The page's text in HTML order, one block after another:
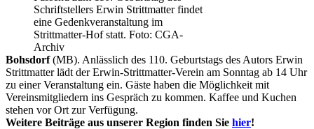
Schriftstellers Erwin Strittmatter findet
eine Gedenkveranstaltung im
Strittmatter-Hof statt. Foto: CGA-
Archiv
Bohsdorf(MB). Anlässlich des 110. Geburtstags des Autors Erwin
Strittmatter lädt der Erwin-Strittmatter-Verein am Sonntag ab 14 Uhr
zu einer Veranstaltung ein. Gäste haben die Möglichkeit mit
Vereinsmitgliedern ins Gespräch zu kommen. Kaffee und Kuchen
stehen vor Ort zur Verfügung.
Weitere Beiträge aus unserer Region finden Sie hier!